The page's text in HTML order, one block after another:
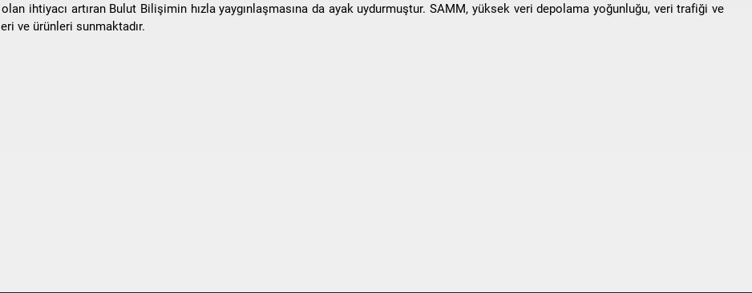
ihtiyacı artıran Bulut Bilişimin hızla yaygınlaşmasına da ayak uydurmuştur. SAMM, yüksek veri depolama yoğunluğu, veri trafiği ve
ve ürünleri sunmaktadır.